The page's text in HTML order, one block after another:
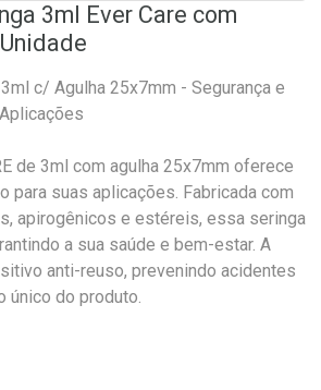
3ml Ever Care com
3ml c/ Agulha 25x7mm - Segurança e
de 3ml com agulha 25x7mm oferece
para suas aplicações. Fabricada com
apirogênicos e estéreis, essa seringa
a sua saúde e bem-estar. A
anti-reuso, prevenindo acidentes
único do produto.